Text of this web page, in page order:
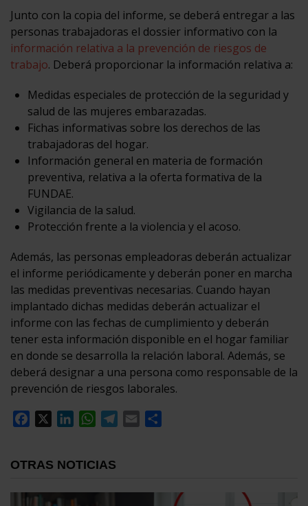
Junto con la copia del informe, se deberá entregar a las
personas trabajadoras el dossier informativo con la
información relativa a la prevención de riesgos de
trabajo. Deberá proporcionar la información relativa a:
Medidas especiales de protección de la seguridad y
salud de las mujeres embarazadas.
Fichas informativas sobre los derechos de las
trabajadoras del hogar.
Información general en materia de formación
preventiva, relativa a la oferta formativa de la
FUNDAE.
Vigilancia de la salud.
Protección frente a la violencia y el acoso.
Además, las personas empleadoras deberán actualizar
el informe periódicamente y deberán poner en marcha
las medidas preventivas necesarias. Cuando hayan
implantado dichas medidas deberán actualizar el
informe con las fechas de cumplimiento y deberán
tener esta información disponible en el hogar familiar
en donde se desarrolla la relación laboral. Además, se
deberá designar a una persona como responsable de la
prevención de riesgos laborales.
Facebook
LinkedInWhatsApp
Telegram
Email
OTRAS NOTICIAS